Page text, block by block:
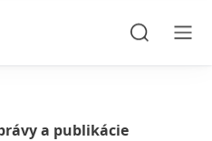
a publikácie